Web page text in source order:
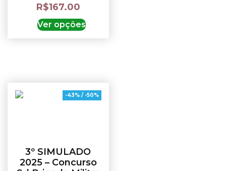
R$167.00
Ver opções
-43% / -50%
3º SIMULADO
2025 – Concurso